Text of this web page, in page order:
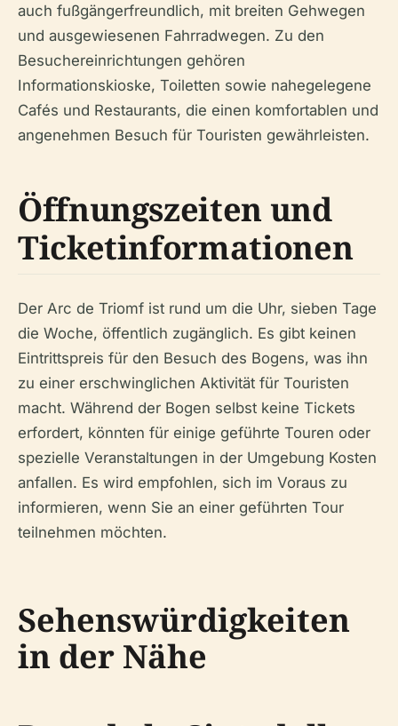
auch fußgängerfreundlich, mit breiten Gehwegen
und ausgewiesenen Fahrradwegen. Zu den
Besuchereinrichtungen gehören
Informationskioske, Toiletten sowie nahegelegene
Cafés und Restaurants, die einen komfortablen und
angenehmen Besuch für Touristen gewährleisten.
Öffnungszeiten und
Ticketinformationen
Der Arc de Triomf ist rund um die Uhr, sieben Tage
die Woche, öffentlich zugänglich. Es gibt keinen
Eintrittspreis für den Besuch des Bogens, was ihn
zu einer erschwinglichen Aktivität für Touristen
macht. Während der Bogen selbst keine Tickets
erfordert, könnten für einige geführte Touren oder
spezielle Veranstaltungen in der Umgebung Kosten
anfallen. Es wird empfohlen, sich im Voraus zu
informieren, wenn Sie an einer geführten Tour
teilnehmen möchten.
Sehenswürdigkeiten
in der Nähe